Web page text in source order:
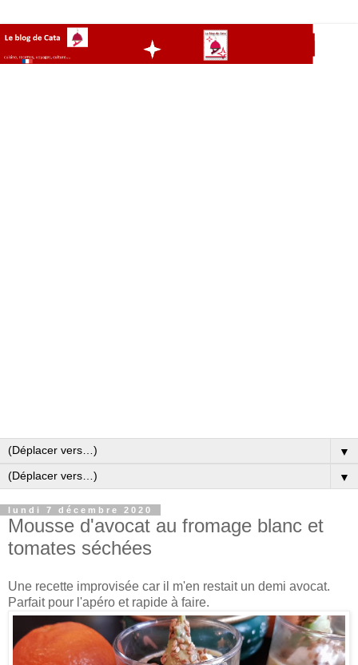
▼
▼
lundi 7 décembre 2020
Mousse d'avocat au fromage blanc et
tomates séchées
Une recette improvisée car il m'en restait un demi avocat.
Parfait pour l'apéro et rapide à faire.